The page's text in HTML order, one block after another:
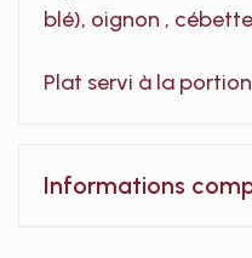
blé), oignon ,
Plat servi à la
Informations